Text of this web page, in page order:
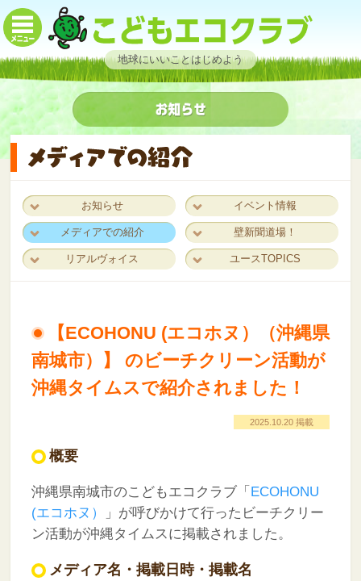
地球にいいことはじめよう
お知らせ イベント情報
メディアでの紹介 壁新聞道場！
リアルヴォイス ユースTOPICS
【ECOHONU (エコホヌ）（沖縄県
南城市）】 のビーチクリーン活動が
沖縄タイムスで紹介されました！
2025.10.20 掲載
概要
沖縄県南城市のこどもエコクラブ「 ECOHONU
(エコホヌ）
」が呼びかけて行ったビーチクリー
ン活動が沖縄タイムスに掲載されました。
メディア名・掲載日時・掲載名